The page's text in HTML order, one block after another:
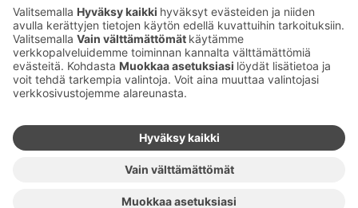
Muuta evästeasetuksia